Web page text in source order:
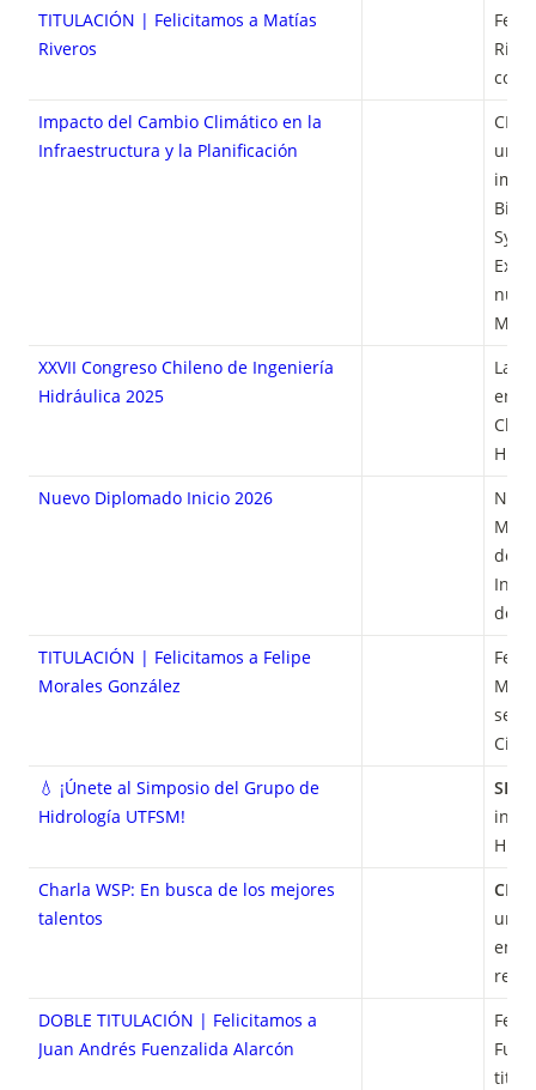
TITULACIÓN | Felicitamos a Matías
Riveros
Impacto del Cambio Climático en la
Infraestructura y la Planificación
una
XXVII Congreso Chileno de Ingeniería
Hidráulica 2025
La
en el
Nuevo Diplomado Inicio 2026
de
de
TITULACIÓN | Felicitamos a Felipe
Morales González
se
Civil
💧 ¡Únete al Simposio del Grupo de
Hidrología UTFSM!
Charla WSP: En busca de los mejores
talentos
una
DOBLE TITULACIÓN | Felicitamos a
Juan Andrés Fuenzalida Alarcón